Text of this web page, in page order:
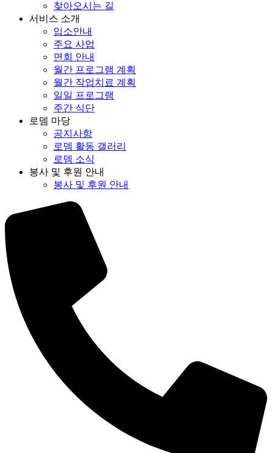
찾아오시는 길
서비스 소개
입소안내
주요 사업
면회 안내
월간 프로그램 계획
월간 작업치료 계획
일일 프로그램
주간 식단
로뎀 마당
공지사항
로뎀 활동 갤러리
로뎀 소식
봉사 및 후원 안내
봉사 및 후원 안내